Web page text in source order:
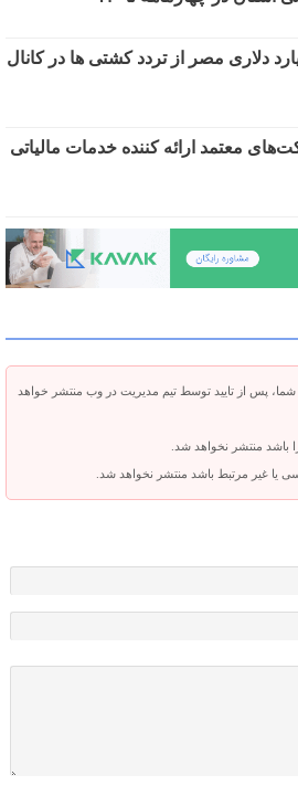
۲ میلیارد دلاری مصر از تردد کشتی ها در کانال
معتمد ارائه کننده خدمات مالیاتی
پس از تایید توسط تیم مدیریت در وب منتشر خواهد
باشد منتشر نخواهد شد.
یا غیر مرتبط باشد منتشر نخواهد شد.